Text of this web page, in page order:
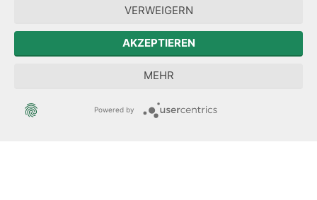
Forum Mitteleuropa
Der Sächsische Integrationsbeauftragte
Sächsische Landesbeauftragte zur Aufarbeitung der SED-
VERWEIGERN
AKZEPTIEREN
MEHR
Powered by